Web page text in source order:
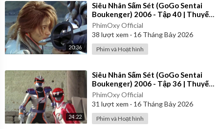
20:36
⁣Siêu Nhân Sấm Sét (GoGo Sentai
Boukenger) 2006 - Tập 40 | Thuyết
Minh
PhimOxy Official
38 lượt xem · 16 Tháng Bảy 2026
Phim và Hoạt hình
24:22
⁣Siêu Nhân Sấm Sét (GoGo Sentai
Boukenger) 2006 - Tập 36 | Thuyết
Minh
PhimOxy Official
31 lượt xem · 16 Tháng Bảy 2026
Phim và Hoạt hình